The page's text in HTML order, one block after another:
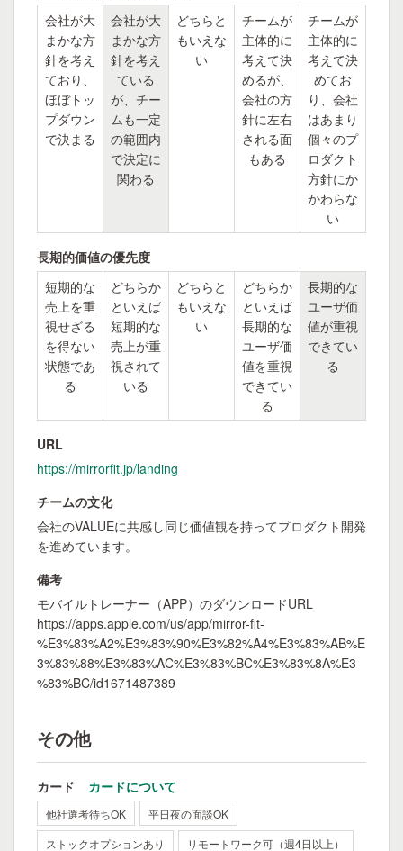
会社が大
まかな方
針を考え
ており、
ほぼトッ
プダウン
で決まる
会社が大
まかな方
針を考え
ている
が、チー
ムも一定
の範囲内
で決定に
関わる
どちらと
もいえな
い
チームが
主体的に
考えて決
めるが、
会社の方
針に左右
される面
もある
チームが
主体的に
考えて決
めてお
り、会社
はあまり
個々のプ
ロダクト
方針にか
かわらな
い
長期的価値の優先度
短期的な
売上を重
視せざる
を得ない
状態であ
る
どちらか
といえば
短期的な
売上が重
視されて
いる
どちらと
もいえな
い
どちらか
といえば
長期的な
ユーザ価
値を重視
できてい
る
長期的な
ユーザ価
値が重視
できてい
る
URL
https://mirrorfit.jp/landing
チームの文化
会社のVALUEに共感し同じ価値観を持ってプロダクト開発
を進めています。
備考
モバイルトレーナー（APP）のダウンロードURL
https://apps.apple.com/us/app/mirror-fit-
%E3%83%A2%E3%83%90%E3%82%A4%E3%83%AB%E
3%83%88%E3%83%AC%E3%83%BC%E3%83%8A%E3
%83%BC/id1671487389
その他
カード カードについて
他社選考待ちOK
平日夜の面談OK
ストックオプションあり
リモートワーク可（週4日以上）